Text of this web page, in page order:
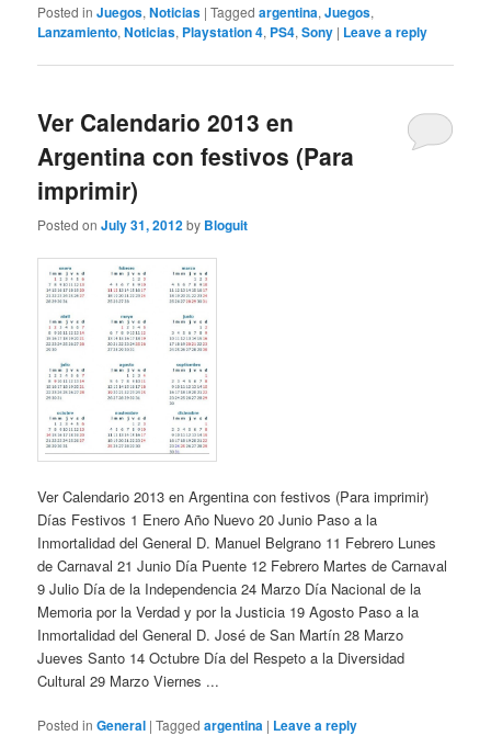
Posted in Juegos,Noticias |Tagged argentina,Juegos,
Lanzamiento,Noticias, Playstation 4, PS4,Sony | Leave a reply
Ver Calendario 2013 en
Argentina con festivos (Para
imprimir)
Posted onJuly 31, 2012by Bloguit
Ver Calendario 2013 en Argentina con festivos (Para imprimir)
Días Festivos 1 Enero Año Nuevo 20 Junio Paso a la
Inmortalidad del General D. Manuel Belgrano 11 Febrero Lunes
de Carnaval 21 Junio Día Puente 12 Febrero Martes de Carnaval
9 Julio Día de la Independencia 24 Marzo Día Nacional de la
Memoria por la Verdad y por la Justicia 19 Agosto Paso a la
Inmortalidad del General D. José de San Martín 28 Marzo
Jueves Santo 14 Octubre Día del Respeto a la Diversidad
Cultural 29 Marzo Viernes ...
Posted in General |Tagged argentina | Leave a reply